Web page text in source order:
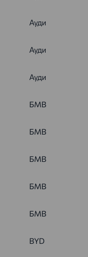
Ауди
Ауди
Ауди
БМВ
БМВ
БМВ
БМВ
БМВ
BYD